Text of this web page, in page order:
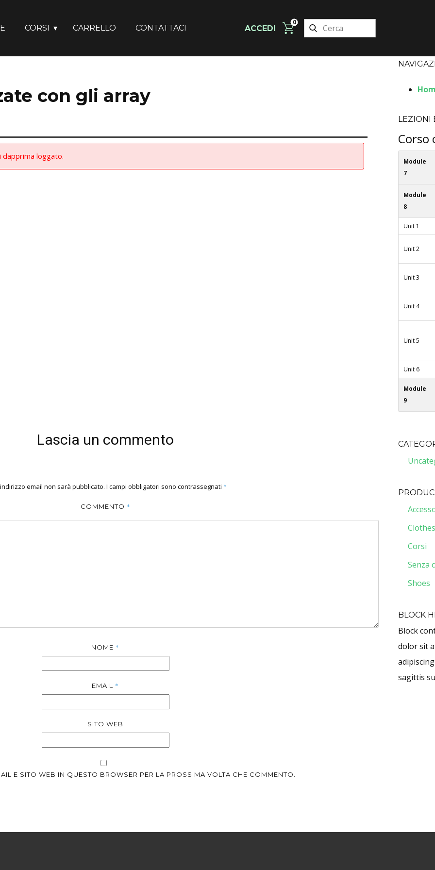
CORSI CARRELLO CONTATTACI
0
ACCEDI
con gli array
dapprima loggato.
Lascia un commento
email non sarà pubblicato. I campi obbligatori sono contrassegnati *
COMMENTO *
NOME *
EMAIL *
SITO WEB
E SITO WEB IN QUESTO BROWSER PER LA PROSSIMA VOLTA CHE COMMENTO.
LEZIONI
Corso
Module
7
Module
8
Unit 1
Unit 2
Unit 3
Unit 4
Unit 5
Unit 6
Module
9
Clothes
Corsi
Senza
Shoes
BLOCK
Block
dolor sit
sagittis